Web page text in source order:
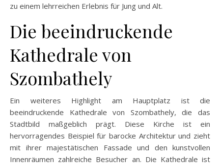
zu einem lehrreichen Erlebnis für Jung und Alt.
Die beeindruckende
Kathedrale von
Szombathely
Ein weiteres Highlight am Hauptplatz ist die
beeindruckende Kathedrale von Szombathely, die das
Stadtbild maßgeblich prägt. Diese Kirche ist ein
hervorragendes Beispiel für barocke Architektur und zieht
mit ihrer majestätischen Fassade und den kunstvollen
Innenräumen zahlreiche Besucher an. Die Kathedrale ist